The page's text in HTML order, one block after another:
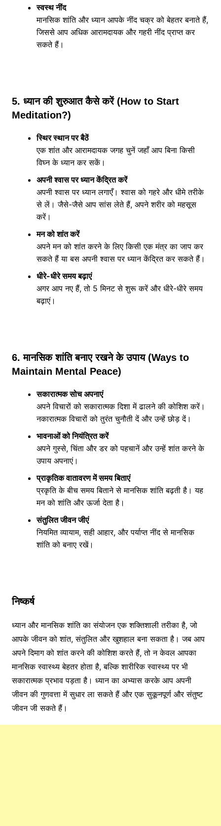
स्वस्थ नींद
मानसिक शांति और ध्यान आपके नींद चक्र को बेहतर बनाते हैं,
जिससे आप अधिक आरामदायक और गहरी नींद प्राप्त कर
सकते हैं।
5. ध्यान की शुरुआत कैसे करें (How to Start
Meditation?)
स्थिर स्थान पर बैठें
एक शांत और आरामदायक जगह चुनें जहाँ आप बिना किसी
विघ्न के ध्यान कर सकें।
अपनी श्वास पर ध्यान केंद्रित करें
अपनी श्वास पर ध्यान लगाएँ। श्वास को गहरे और धीमे तरीके
से लें। जैसे-जैसे आप सांस लेते हैं, अपने शरीर को महसूस
करें।
मन को शांत करें
अपने मन को शांत करने के लिए किसी एक मंत्र का जाप कर
सकते हैं या बस अपनी श्वास पर ध्यान केंद्रित कर सकते हैं।
धीरे-धीरे समय बढ़ाएं
अगर आप नए हैं, तो 5 मिनट से शुरू करें और धीरे-धीरे समय
बढ़ाएं।
6. मानसिक शांति बनाए रखने के उपाय (Ways to
Maintain Mental Peace)
सकारात्मक सोच अपनाएं
अपने विचारों को सकारात्मक दिशा में ढालने की कोशिश करें।
नकारात्मक विचारों को तुरंत चुनौती दें और उन्हें छोड़ दें।
भावनाओं को नियंत्रित करें
अपने गुस्से, चिंता और डर को पहचानें और उन्हें शांत करने के
उपाय अपनाएं।
प्राकृतिक वातावरण में समय बिताएं
प्रकृति के बीच समय बिताने से मानसिक शांति बढ़ती है। यह
मन को शांति और ऊर्जा देता है।
संतुलित जीवन जीएं
नियमित व्यायाम, सही आहार, और पर्याप्त नींद से मानसिक
शांति को बनाए रखें।
निष्कर्ष
ध्यान और मानसिक शांति का संयोजन एक शक्तिशाली तरीका है, जो
आपके जीवन को शांत, संतुलित और खुशहाल बना सकता है। जब आप
अपने दिमाग को शांत करने की कोशिश करते हैं, तो न केवल आपका
मानसिक स्वास्थ्य बेहतर होता है, बल्कि शारीरिक स्वास्थ्य पर भी
सकारात्मक प्रभाव पड़ता है। ध्यान का अभ्यास करके आप अपनी
जीवन की गुणवत्ता में सुधार ला सकते हैं और एक सुकूनपूर्ण और संतुष्ट
जीवन जी सकते हैं।